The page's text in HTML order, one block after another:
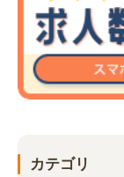
カテゴリ